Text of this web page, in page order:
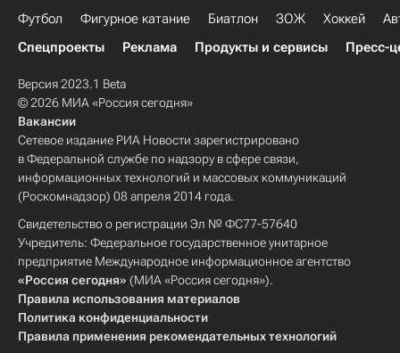
Футбол Фигурное катание Биатлон ЗОЖ Хоккей
Спецпроекты
Реклама Продукты и сервисы Пресс-
Версия 2023.1 Beta
© 2026 МИА «Россия сегодня»
Вакансии
Сетевое издание РИА Новости зарегистрировано
в Федеральной службе по надзору в сфере связи,
информационных технологий и массовых коммуникаций
(Роскомнадзор) 08 апреля 2014 года.
Свидетельство о регистрации Эл № ФС77-57640
Учредитель: Федеральное государственное унитарное
предприятие Международное информационное агентство
«Россия сегодня» (МИА «Россия сегодня»).
Правила использования материалов
Политика конфиденциальности
Правила применения рекомендательных технологий